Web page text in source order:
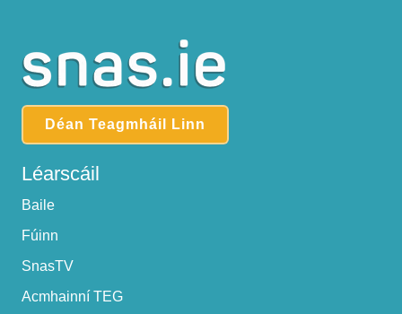
Déan Teagmháil Linn
Léarscáil
Baile
Fúinn
SnasTV
Acmhainní TEG